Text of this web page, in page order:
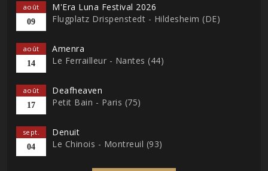
août
09
M'Era Luna Festival 2026
Flugplatz Drispenstedt - Hildesheim (DE)
août
14
Amenra
Le Ferrailleur - Nantes (44)
août
17
Deafheaven
Petit Bain - Paris (75)
sept.
04
Denuit
Le Chinois - Montreuil (93)